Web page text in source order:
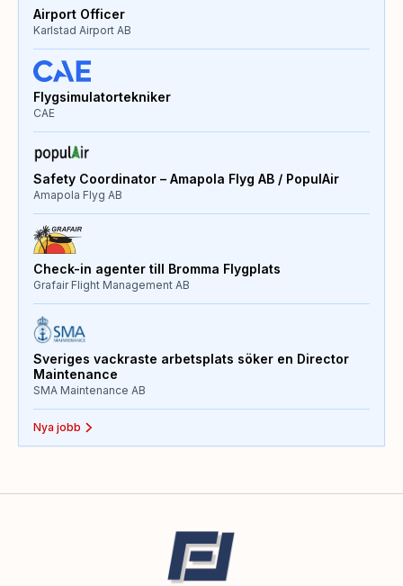
Airport Officer
Karlstad Airport AB
Flygsimulatortekniker
CAE
Safety Coordinator – Amapola Flyg AB / PopulAir
Amapola Flyg AB
Check-in agenter till Bromma Flygplats
Grafair Flight Management AB
Sveriges vackraste arbetsplats söker en Director
Maintenance
SMA Maintenance AB
Nya jobb